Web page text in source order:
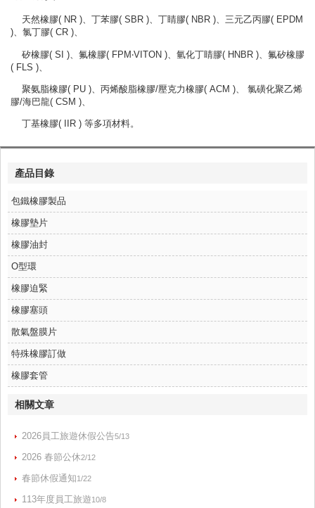
天然橡膠( NR )、丁苯膠( SBR )、丁睛膠( NBR )、三元乙丙膠( EPDM
)、氯丁膠( CR )、
矽橡膠( SI )、氟橡膠( FPM‧VITON )、氫化丁睛膠( HNBR )、氟矽橡膠
( FLS )、
聚氨脂橡膠( PU )、丙烯酸脂橡膠/壓克力橡膠( ACM )、 氯磺化聚乙烯
膠/海巴龍( CSM )、
丁基橡膠( IIR ) 等多項材料。
產品目錄
包鐵橡膠製品
橡膠墊片
橡膠油封
O型環
橡膠迫緊
橡膠塞頭
散氣盤膜片
特殊橡膠訂做
橡膠套管
相關文章
2026員工旅遊休假公告5/13
2026 春節公休2/12
春節休假通知1/22
113年度員工旅遊10/8